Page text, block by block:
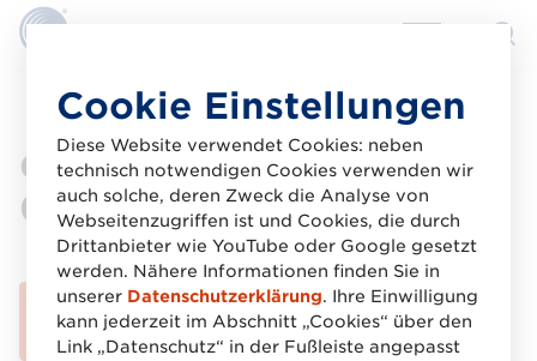
Inhalt
Commercial Invoice
(INVOIC)
Download gestartet
Cookie Einstellungen
Diese Website verwendet Cookies: neben
technisch notwendigen Cookies verwenden wir
auch solche, deren Zweck die Analyse von
Webseitenzugriffen ist und Cookies, die durch
Drittanbieter wie YouTube oder Google gesetzt
werden. Nähere Informationen finden Sie in
unserer Datenschutzerklärung. Ihre Einwilligung
kann jederzeit im Abschnitt „Cookies“ über den
Link „Datenschutz“ in der Fußleiste angepasst